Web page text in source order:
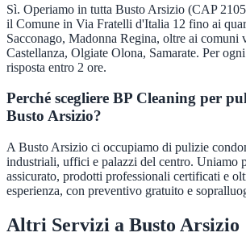
Sì. Operiamo in tutta Busto Arsizio (CAP
il Comune in Via Fratelli d'Italia 12 fino ai
Sacconago, Madonna Regina, oltre ai comuni
Castellanza, Olgiate Olona, Samarate. Per
risposta entro 2 ore.
Perché scegliere BP Cleaning per
Busto Arsizio?
A Busto Arsizio ci occupiamo di pulizie
industriali, uffici e palazzi del centro. Uniamo
assicurato, prodotti professionali certificati e
esperienza, con preventivo gratuito e
Altri Servizi a Busto Arsizio